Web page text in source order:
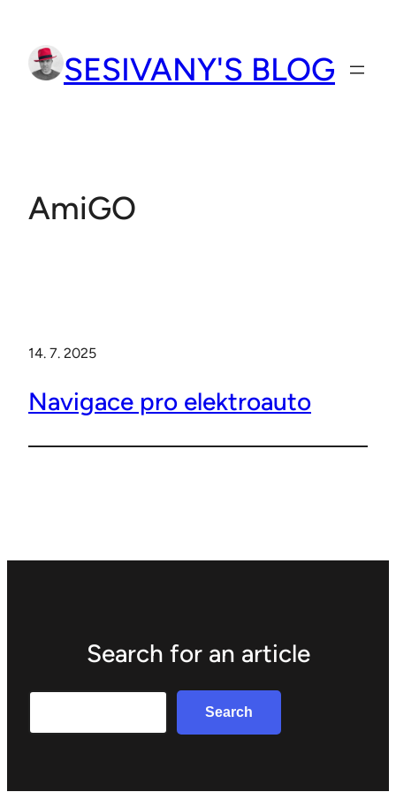
obsah
SESIVANY'S BLOG
AmiGO
14. 7. 2025
Navigace pro elektroauto
Search for an article
Search